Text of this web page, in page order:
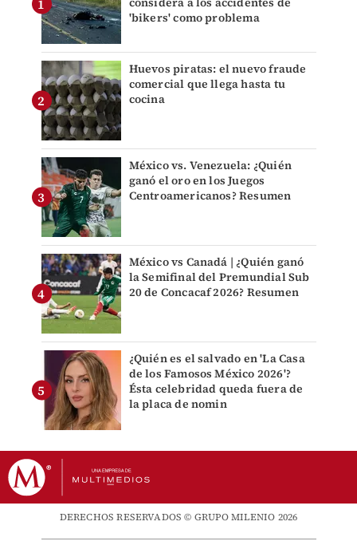
'bikers' como problema
Huevos piratas: el nuevo fraude
comercial que llega hasta tu
cocina
México vs. Venezuela: ¿Quién
ganó el oro en los Juegos
Centroamericanos? Resumen
México vs Canadá | ¿Quién ganó
la Semifinal del Premundial Sub
20 de Concacaf 2026? Resumen
¿Quién es el salvado en 'La Casa
de los Famosos México 2026'?
Ésta celebridad queda fuera de
la placa de nomin
DERECHOS RESERVADOS © GRUPO MILENIO 2026